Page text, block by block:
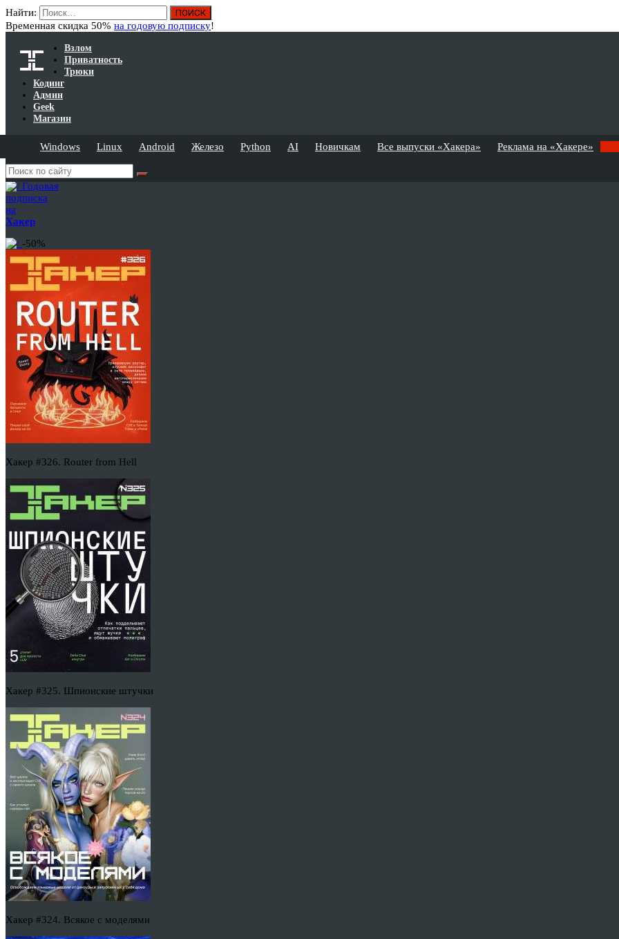
Найти:
Временная скидка 50% на годовую подписку!
Взлом
Приватность
Трюки
Кодинг
Админ
Geek
Магазин
Windows Linux Android Железо Python AI Новичкам Все выпуски «Хакера» Реклама на «Хакере»
Годовая
подписка
на
Хакер
-50%
Хакер #326. Router from Hell
Хакер #325. Шпионские штучки
Хакер #324. Всякое с моделями